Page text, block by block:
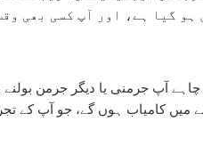
گیا ہے، اور آپ کسی بھی
آپ جرمنی یا دیگر جرمن
کامیاب ہوں گے، جو آپ کے